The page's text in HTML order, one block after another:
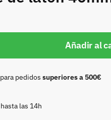
Añadir al
pedidos superiores a 500€
las 14h